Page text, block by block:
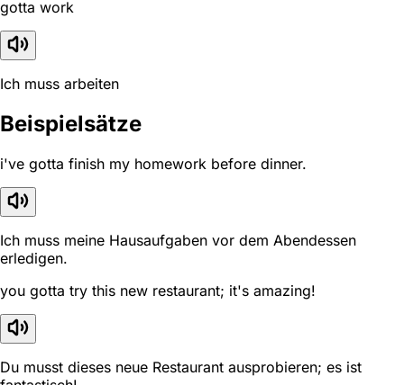
gotta work
Ich muss arbeiten
Beispielsätze
i've gotta finish my homework before dinner.
Ich muss meine Hausaufgaben vor dem Abendessen
erledigen.
you gotta try this new restaurant; it's amazing!
Du musst dieses neue Restaurant ausprobieren; es ist